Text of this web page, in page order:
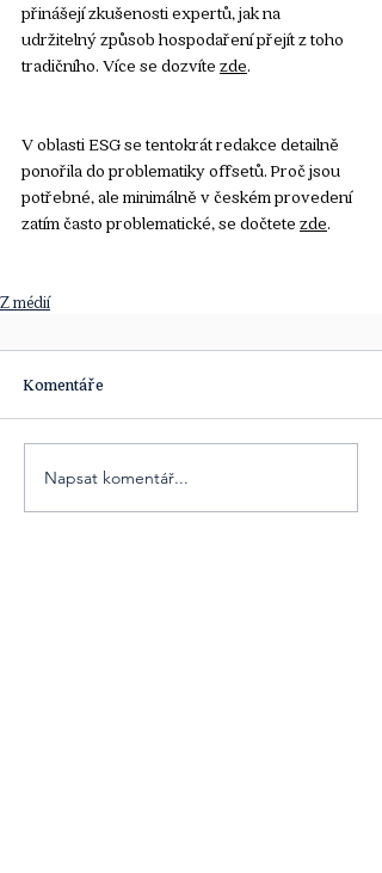
přinášejí zkušenosti expertů, jak na
udržitelný způsob hospodaření přejít z toho
tradičního. Více se dozvíte zde.
V oblasti ESG se tentokrát redakce detailně
ponořila do problematiky offsetů. Proč jsou
potřebné, ale minimálně v českém provedení
zatím často problematické, se dočtete zde.
Z médií
Komentáře
Napsat komentář...